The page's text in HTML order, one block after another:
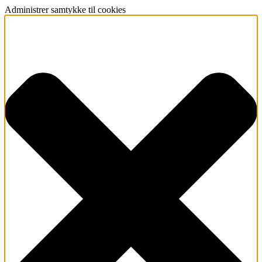
Administrer samtykke til cookies